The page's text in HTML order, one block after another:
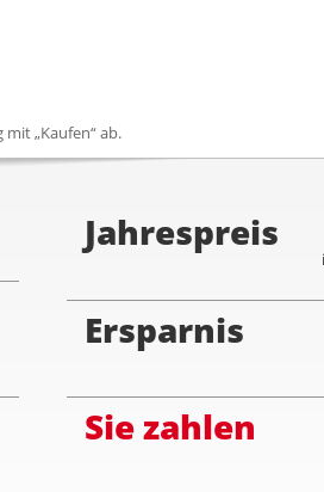
„Kaufen“ ab.
Jahrespreis
Ersparnis
Sie zahlen